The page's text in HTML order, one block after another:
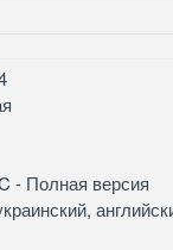
- Полная версия